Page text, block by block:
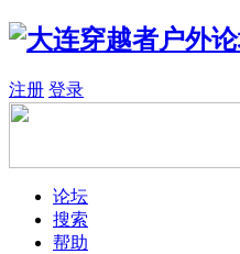
注册 登录
论坛
搜索
帮助